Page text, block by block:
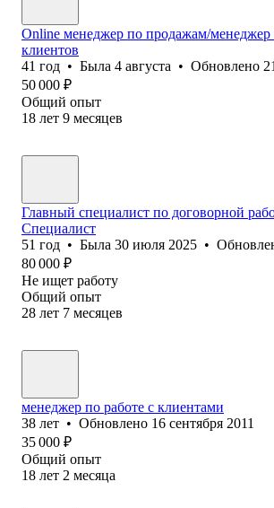
Online менеджер по продажам/менеджер
клиентов
41 год • Была 4 августа • Обновлено
50 000 ₽
Общий опыт
18 лет 9 месяцев
Главный специалист по договорной
Специалист
51 год • Была 30 июля 2025 •
80 000 ₽
Не ищет работу
Общий опыт
28 лет 7 месяцев
менеджер по работе с клиентами
38 лет • Обновлено 16 сентября 2011
35 000 ₽
Общий опыт
18 лет 2 месяца